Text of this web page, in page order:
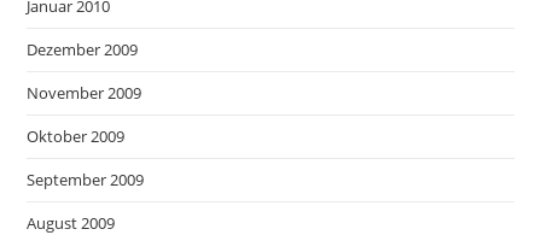
Januar 2010
Dezember 2009
November 2009
Oktober 2009
September 2009
August 2009